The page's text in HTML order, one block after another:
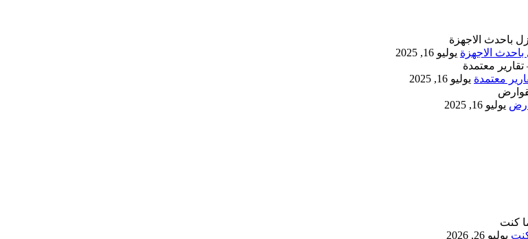
يوليو 16, 2025
يوليو 16, 2025
يوليو 16, 2025
يوليو 26, 2026